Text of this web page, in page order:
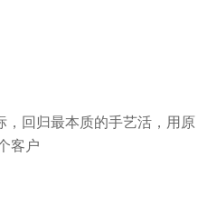
，回归最本质的手艺活，用原
客户